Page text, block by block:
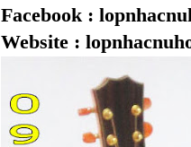
Facebook :
Website :